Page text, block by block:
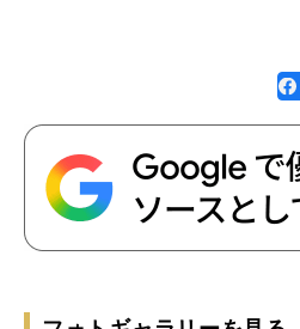
faceboo
k
：